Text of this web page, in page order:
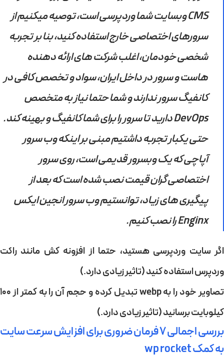
CMS وبسایت شما وردپرسی است، توصیه میکنیم از
سرورهای اختصاصی خارج استفاده کنید، بنا بر تجربه
شخصی خودمان، اغلب شرکت های ارائه دهنده
هاست و سرور در داخل ایران، سواد و تخصص کافی در
کانفیگ سرور ندارند و شما حتما نیاز به متخصص
DevOps دارید تا سرور را برای شما کانفیگ و بهینه کند.
حتی یکبار تجربه داشتیم مبنی بر اینکه وب سرور
آپاچی که یک وبسرور قدیمی است، روی سرور
اختصاصی گران قیمت نصب شده است که بعد از
پیگیری های زیاد، توانستیم وب سرور انجین ایکس
Enginx را نصب کنیم.
اگر سایت وردپرسی هستید، حتما از افزونه کش مانند راکت
وردپرساستفاده کنید (تاثیر زیادی دارد.)
تصاویر خود را به webp تبدیل کرده و حجم آن را به کمتر از ۱۰۰
کیلوبایت برسانید (تاثیر زیادی دارد.)
بررسی اجمالی ۷ فرمان ضروری برای افزایش سرعت سایت
به کمک wp rocket